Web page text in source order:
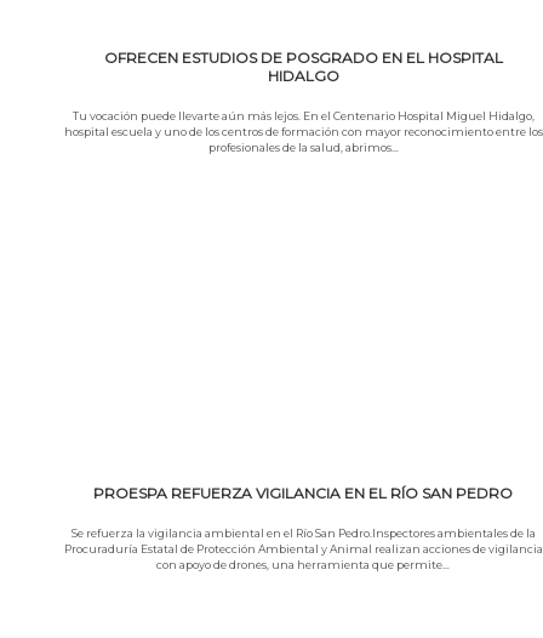
OFRECEN ESTUDIOS DE POSGRADO EN EL HOSPITAL
HIDALGO
Tu vocación puede llevarte aún más lejos. En el Centenario Hospital Miguel Hidalgo,
hospital escuela y uno de los centros de formación con mayor reconocimiento entre los
profesionales de la salud, abrimos…
PROESPA REFUERZA VIGILANCIA EN EL RÍO SAN PEDRO
Se refuerza la vigilancia ambiental en el Río San Pedro.Inspectores ambientales de la
Procuraduría Estatal de Protección Ambiental y Animal realizan acciones de vigilancia
con apoyo de drones, una herramienta que permite…